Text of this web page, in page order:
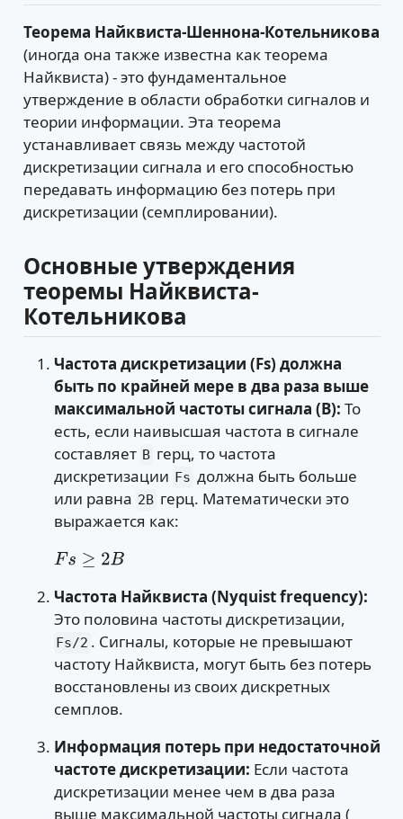
Теорема Найквиста-Шеннона-Котельникова
(иногда она также известна как теорема
Найквиста) - это фундаментальное
утверждение в области обработки сигналов и
теории информации. Эта теорема
устанавливает связь между частотой
дискретизации сигнала и его способностью
передавать информацию без потерь при
дискретизации (семплировании).
Основные утверждения
теоремы Найквиста-
Котельникова
Частота дискретизации (Fs) должна
быть по крайней мере в два раза выше
максимальной частоты сигнала (B): То
есть, если наивысшая частота в сигнале
составляет B герц, то частота
дискретизации Fs должна быть больше
или равна 2B герц. Математически это
выражается как:
Fs≥ 2B
Частота Найквиста (Nyquist frequency):
Это половина частоты дискретизации,
Fs/2 . Сигналы, которые не превышают
частоту Найквиста, могут быть без потерь
восстановлены из своих дискретных
семплов.
Информация потерь при недостаточной
частоте дискретизации: Если частота
дискретизации менее чем в два раза
выше максимальной частоты сигнала (